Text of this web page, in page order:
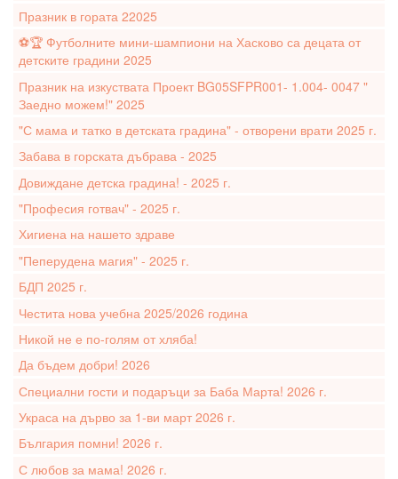
Празник в гората 22025
⚽️🏆 Футболните мини-шампиони на Хасково са децата от
детските градини 2025
Празник на изкуствата Проект BG05SFPR001- 1.004- 0047 "
Заедно можем!" 2025
"С мама и татко в детската градина" - отворени врати 2025 г.
Забава в горската дъбрава - 2025
Довиждане детска градина! - 2025 г.
"Професия готвач" - 2025 г.
Хигиена на нашето здраве
"Пеперудена магия" - 2025 г.
БДП 2025 г.
Честита нова учебна 2025/2026 година
Никой не е по-голям от хляба!
Да бъдем добри! 2026
Специални гости и подаръци за Баба Марта! 2026 г.
Украса на дърво за 1-ви март 2026 г.
България помни! 2026 г.
С любов за мама! 2026 г.